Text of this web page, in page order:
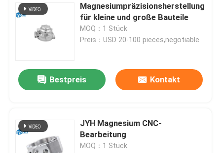
Magnesiumpräzisionsherstellung
für kleine und große Bauteile
MOQ：1 Stück
Preis：USD 20-100 pieces,negotiable
Bestpreis Kontakt
JYH Magnesium CNC-
Bearbeitung
MOQ：1 Stück